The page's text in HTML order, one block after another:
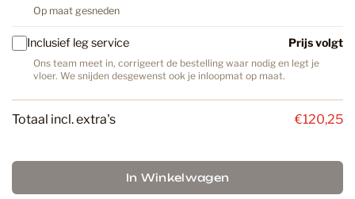
Op maat gesneden
Inclusief leg service Prijs volgt
Ons team meet in, corrigeert de bestelling waar nodig en legt je
vloer. We snijden desgewenst ook je inloopmat op maat.
Totaal incl. extra's €120,25
In Winkelwagen